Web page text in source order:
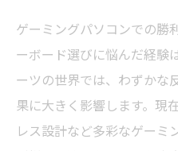
ゲーミングパソコンでの勝
ーボード選びに悩んだ経験
ーツの世界では、わずかな
果に大きく影響します。現
レス設計など多彩なゲーミ